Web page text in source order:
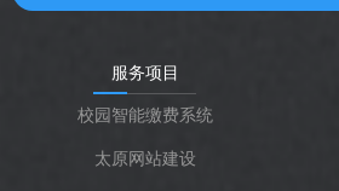
服务项目
校园智能缴费系统
太原网站建设